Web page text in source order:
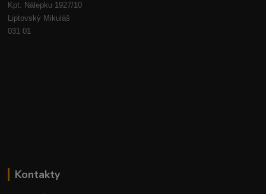
Kpt. Nálepku 1927/10
Liptovský Mikuláš
031 01
Kontakty